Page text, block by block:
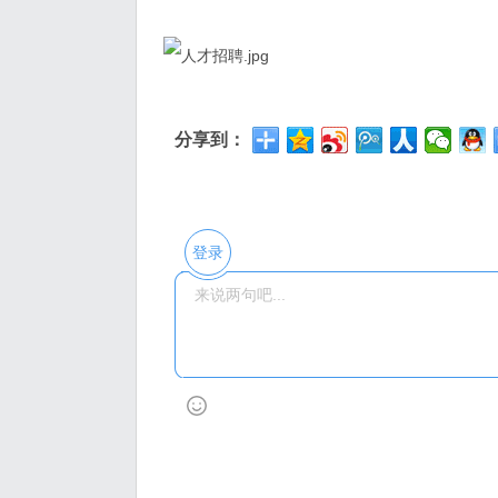
分享到：
登录